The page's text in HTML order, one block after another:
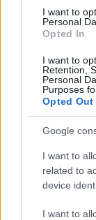
I want to
Personal
Opted In
I want to
Retention,
Personal
Purposes
Opted Out
Google
I want to
related to
device
I want to